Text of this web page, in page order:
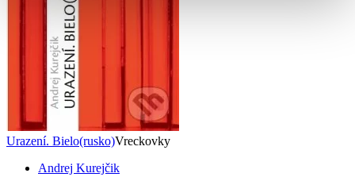
Urazení. Bielo(rusko)Vreckovky
Andrej Kurejčik